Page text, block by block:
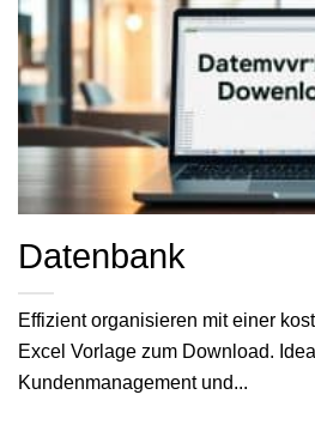
Datenbank
Effizient organisieren mit einer
Excel Vorlage zum Download.
Kundenmanagement und...